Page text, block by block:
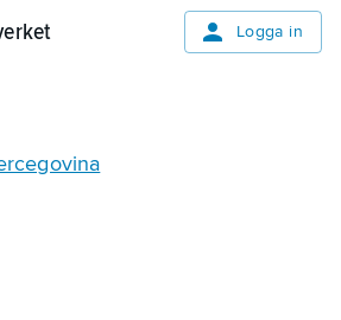
Logga in